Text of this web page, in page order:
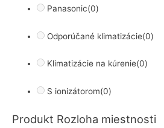
Panasonic(0)
Odporúčané klimatizácie(0)
Klimatizácie na kúrenie(0)
S ionizátorom(0)
Produkt Rozloha miestnosti